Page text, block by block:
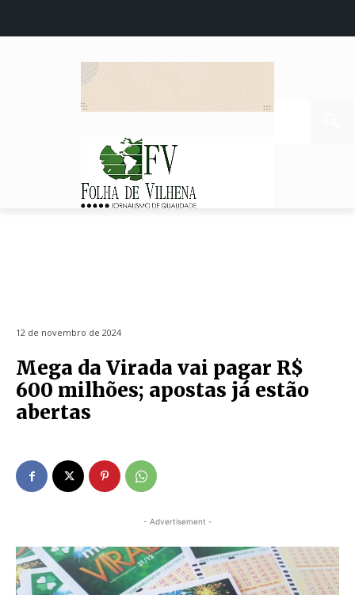
12 de novembro de 2024
Mega da Virada vai pagar R$
600 milhões; apostas já estão
abertas
- Advertisement -